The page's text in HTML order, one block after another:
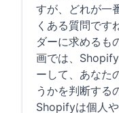
すが、どれが一
くある質問です
ダーに求めるも
画では、
ーして、あなた
うかを判断する
Shopifyは個人